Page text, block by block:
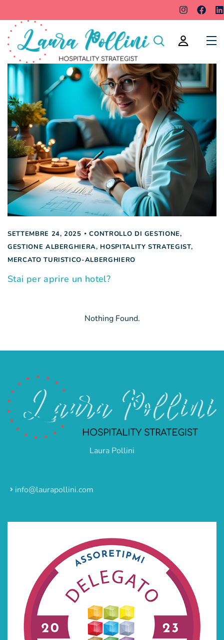
SETTEMBRE 24, 2025 CONTROLLO DI GESTIONE,
GESTIONE ALBERGHIERA, HOSPITALITY STRATEGIST,
MERCATO TURISTICO-ALBERGHIERO
Stai per aprire un hotel?
Nothing Found.
Laura Pollini
info@laurapollini.com